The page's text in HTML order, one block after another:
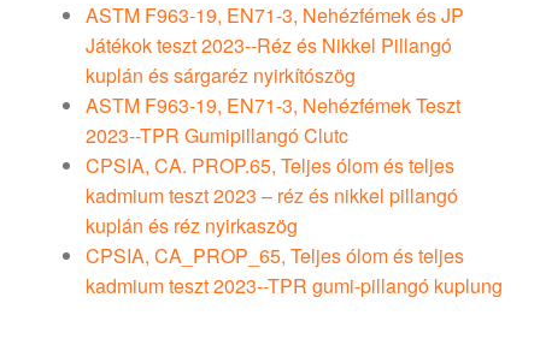
ASTM F963-19, EN71-3, Nehézfémek és JP
Játékok teszt 2023--Réz és Nikkel Pillangó
kuplán és sárgaréz nyirkítószög
ASTM F963-19, EN71-3, Nehézfémek Teszt
2023--TPR Gumipillangó Clutc
CPSIA, CA. PROP.65, Teljes ólom és teljes
kadmium teszt 2023 – réz és nikkel pillangó
kuplán és réz nyirkaszög
CPSIA, CA_PROP_65, Teljes ólom és teljes
kadmium teszt 2023--TPR gumi-pillangó kuplung